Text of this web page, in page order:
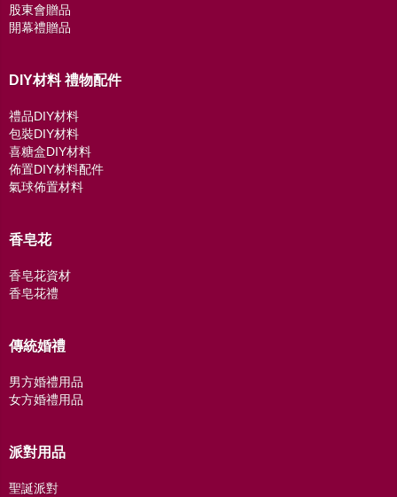
股東會贈品
開幕禮贈品
DIY材料 禮物配件
禮品DIY材料
包裝DIY材料
喜糖盒DIY材料
佈置DIY材料配件
氣球佈置材料
香皂花
香皂花資材
香皂花禮
傳統婚禮
男方婚禮用品
女方婚禮用品
派對用品
聖誕派對